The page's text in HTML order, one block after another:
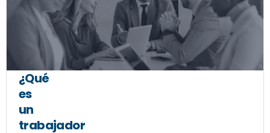
¿Qué
es
un
trabajador